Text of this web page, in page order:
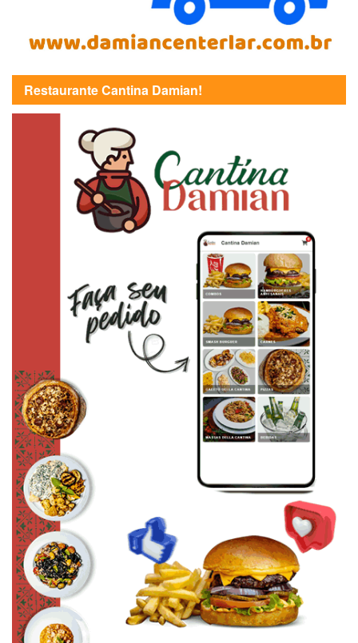
Restaurante Cantina Damian!